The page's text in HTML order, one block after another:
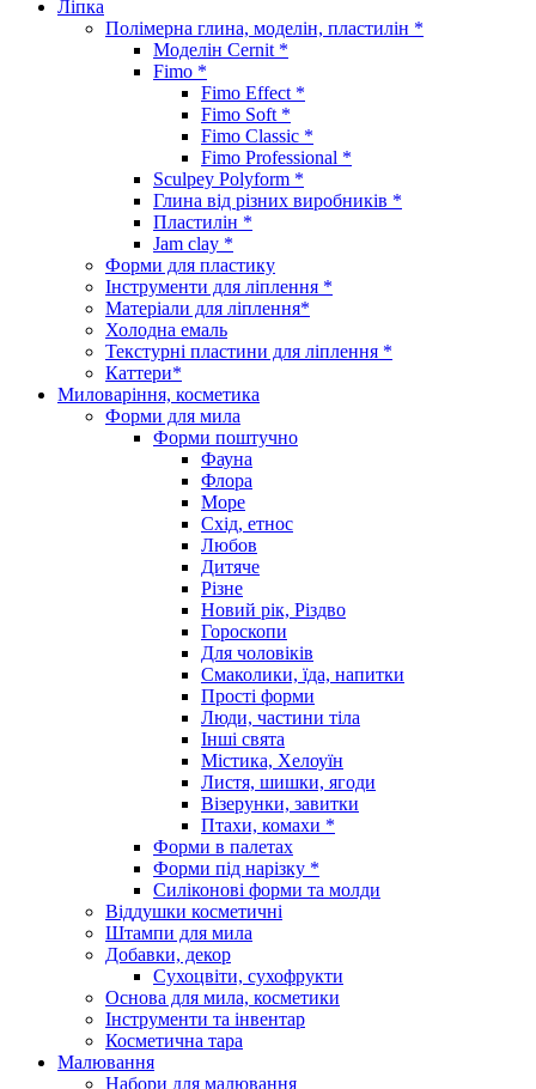
Ліпка
Полімерна глина, моделін, пластилін *
Моделін Cernit *
Fimo *
Fimo Effect *
Fimo Soft *
Fimo Classic *
Fimo Professional *
Sculpey Polyform *
Глина від різних виробників *
Пластилін *
Jam clay *
Форми для пластику
Інструменти для ліплення *
Матеріали для ліплення*
Холодна емаль
Текстурні пластини для ліплення *
Каттери*
Миловаріння, косметика
Форми для мила
Форми поштучно
Фауна
Флора
Море
Схід, етнос
Любов
Дитяче
Різне
Новий рік, Різдво
Гороскопи
Для чоловіків
Смаколики, їда, напитки
Прості форми
Люди, частини тіла
Інші свята
Містика, Хелоуїн
Листя, шишки, ягоди
Візерунки, завитки
Птахи, комахи *
Форми в палетах
Форми під нарізку *
Силіконові форми та молди
Віддушки косметичні
Штампи для мила
Добавки, декор
Сухоцвіти, сухофрукти
Основа для мила, косметики
Інструменти та інвентар
Косметична тара
Малювання
Набори для малювання